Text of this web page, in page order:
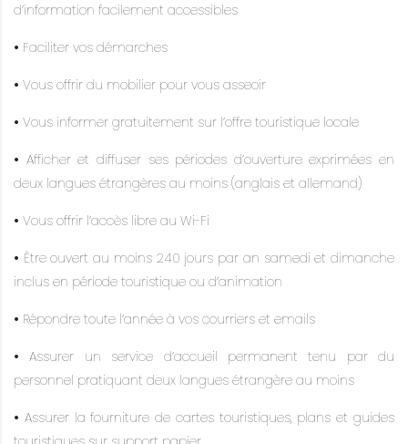
d’information facilement accessibles
• Faciliter vos démarches
• Vous offrir du mobilier pour vous asseoir
• Vous informer gratuitement sur l’offre touristique locale
• Afficher et diffuser ses périodes d’ouverture exprimées en
deux langues étrangères au moins (anglais et allemand)
• Vous offrir l’accès libre au Wi-Fi
• Être ouvert au moins 240 jours par an samedi et dimanche
inclus en période touristique ou d’animation
• Répondre toute l’année à vos courriers et emails
• Assurer un service d’accueil permanent tenu par du
personnel pratiquant deux langues étrangère au moins
• Assurer la fourniture de cartes touristiques, plans et guides